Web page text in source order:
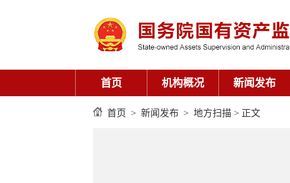
首页 机构概况 新闻发布
首页 > 新闻发布 > 地方扫描 > 正文